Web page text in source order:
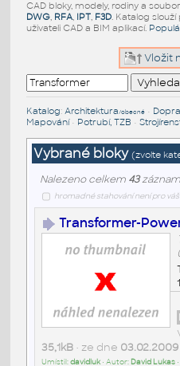
CAD bloky, modely, rodiny a
DWG, RFA, IPT, F3D. Katalog
uživateli CAD a BIM aplikací.
Vložit
Katalog: Architektura/obecné•
Mapování• Potrubí, TZB •
Vybrané bloky (zvolte
Nalezeno celkem 43
hromadné stahování není pro
Transformer-
35,1kB• ze dne 03.02.2009
Umístil:davidluk• Autor: David Lukas